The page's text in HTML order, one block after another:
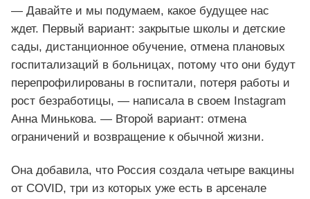
— Давайте и мы подумаем, какое будущее нас
ждет. Первый вариант: закрытые школы и детские
сады, дистанционное обучение, отмена плановых
госпитализаций в больницах, потому что они будут
перепрофилированы в госпитали, потеря работы и
рост безработицы, — написала в своем Instagram
Анна Минькова. — Второй вариант: отмена
ограничений и возвращение к обычной жизни.
Она добавила, что Россия создала четыре вакцины
от COVID, три из которых уже есть в арсенале